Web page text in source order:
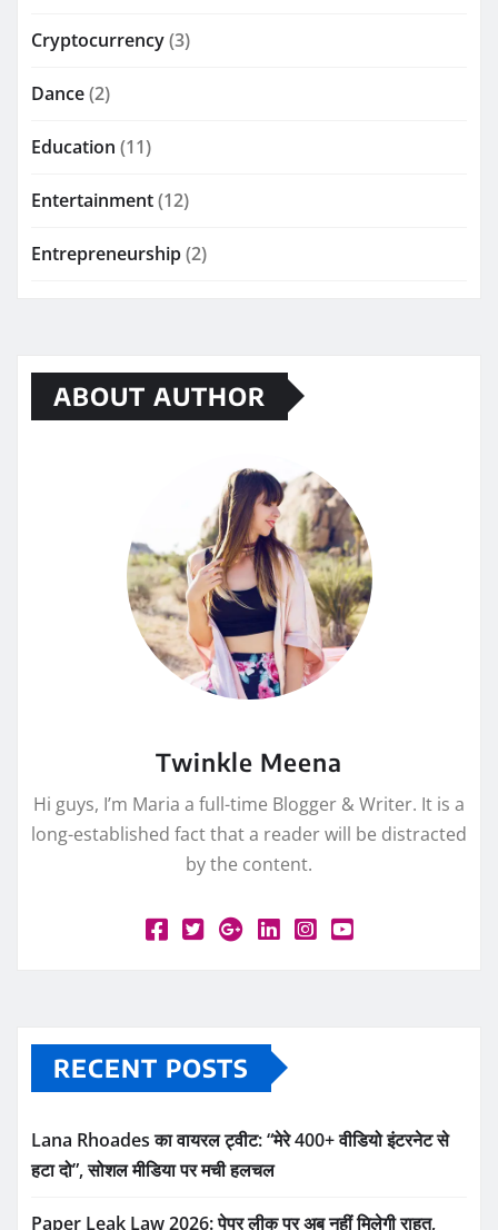
Cryptocurrency(3)
Dance(2)
Education (11)
Entertainment(12)
Entrepreneurship(2)
ABOUT AUTHOR
Twinkle Meena
Hi guys, I’m Maria a full-time Blogger & Writer. It is a
long-established fact that a reader will be distracted
by the content.
RECENT POSTS
Lana Rhoades का वायरल ट्वीट: “मेरे 400+ वीडियो इंटरनेट से
हटा दो”, सोशल मीडिया पर मची हलचल
Paper Leak Law 2026: पेपर लीक पर अब नहीं मिलेगी राहत,